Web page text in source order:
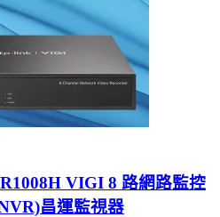
VIGI 8 路網路監控
昌運監視器